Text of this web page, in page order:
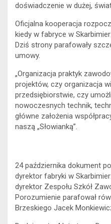
doświadczenie w dużej,
Oficjalna kooperacja
kiedy w fabryce w
Dziś strony parafowały
umowy.
„Organizacja praktyk
projektów, czy organizacja
przedsiębiorstwie, czy
nowoczesnych technik,
główne założenia
naszą „Słowianką”.
24 października dokument
dyrektor fabryki w
dyrektor Zespołu Szkół
Porozumienie parafował
Brzeskiego Jacek